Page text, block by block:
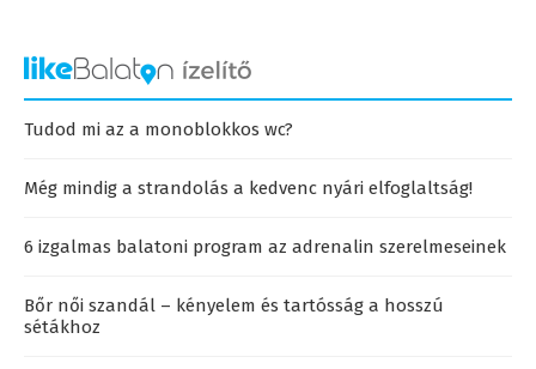
Tudod mi az a monoblokkos wc?
Még mindig a strandolás a kedvenc nyári elfoglaltság!
6 izgalmas balatoni program az adrenalin szerelmeseinek
Bőr női szandál – kényelem és tartósság a hosszú
sétákhoz